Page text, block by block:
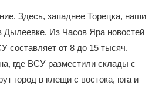
Здесь, западнее Торецка, наши
Дылеевке. Из Часов Яра новостей
составляет от 8 до 15 тысяч.
где ВСУ разместили склады с
город в клещи с востока, юга и